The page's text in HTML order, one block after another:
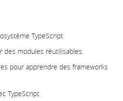
TypeScript
des modules réutilisables
pour apprendre des frameworks
TypeScript